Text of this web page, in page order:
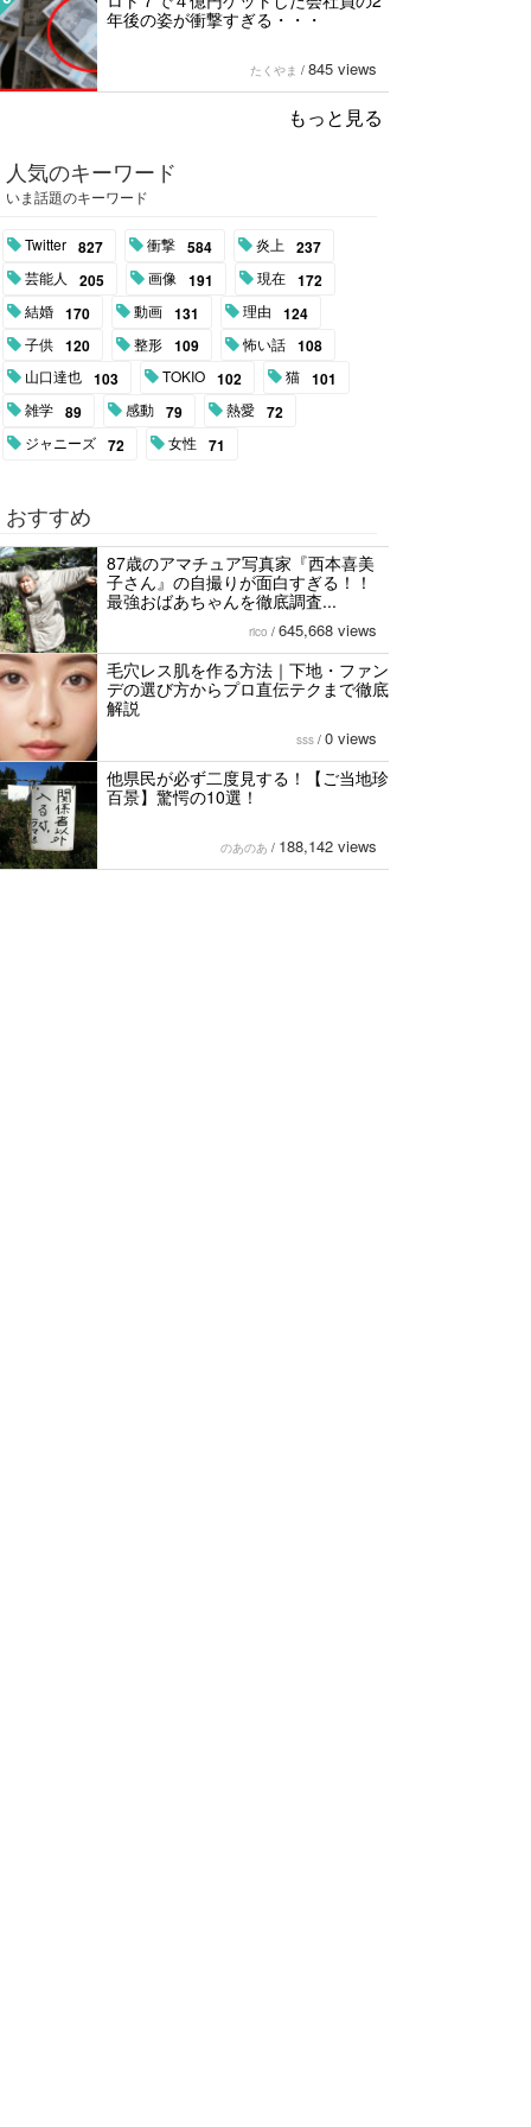
年後の姿が衝撃すぎる・・・
たくやま / 845 views
もっと見る
人気のキーワード
いま話題のキーワード
Twitter 827 衝撃 584 炎上 237
芸能人 205 画像 191 現在 172
結婚 170 動画 131 理由 124
子供 120 整形 109 怖い話 108
山口達也 103 TOKIO 102 猫 101
雑学 89 感動 79 熱愛 72
ジャニーズ 72 女性 71
おすすめ
87歳のアマチュア写真家『西本喜美
子さん』の自撮りが面白すぎる！！
最強おばあちゃんを徹底調査...
rico / 645,668 views
毛穴レス肌を作る方法｜下地・ファン
デの選び方からプロ直伝テクまで徹底
解説
sss / 0 views
他県民が必ず二度見する！【ご当地珍
百景】驚愕の10選！
のあのあ / 188,142 views